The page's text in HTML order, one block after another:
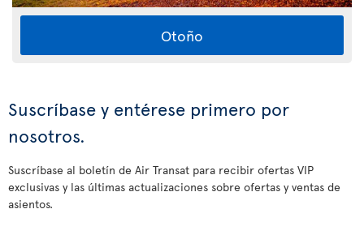
Otoño
Suscríbase y entérese primero por
nosotros.
Suscríbase al boletín de Air Transat para recibir ofertas VIP
exclusivas y las últimas actualizaciones sobre ofertas y ventas de
asientos.